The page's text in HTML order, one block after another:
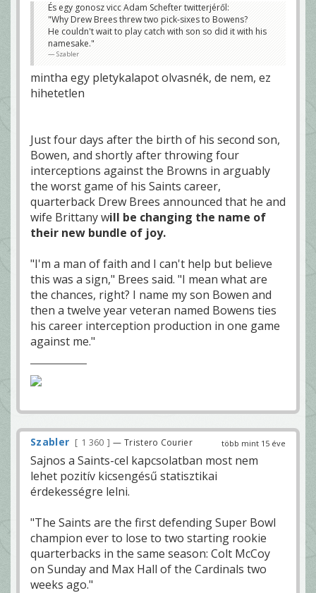
És egy gonosz vicc Adam Schefter twitterjéről:
"Why Drew Brees threw two pick-sixes to Bowens?
He couldn't wait to play catch with son so did it with his
namesake."
Szabler
mintha egy pletykalapot olvasnék, de nem, ez
hihetetlen
Just four days after the birth of his second son,
Bowen, and shortly after throwing four
interceptions against the Browns in arguably
the worst game of his Saints career,
quarterback Drew Brees announced that he and
wife Brittany will be changing the name of
their new bundle of joy.
"I'm a man of faith and I can't help but believe
this was a sign," Brees said. "I mean what are
the chances, right? I name my son Bowen and
then a twelve year veteran named Bowens ties
his career interception production in one game
against me."
több mint 15 éve
Szabler 1 360 — Tristero Courier
Sajnos a Saints-cel kapcsolatban most nem
lehet pozitív kicsengésű statisztikai
érdekességre lelni.
"The Saints are the first defending Super Bowl
champion ever to lose to two starting rookie
quarterbacks in the same season: Colt McCoy
on Sunday and Max Hall of the Cardinals two
weeks ago."